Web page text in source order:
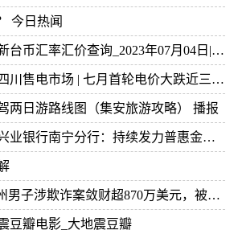
今日热闻
汇率汇价查询_2023年07月04日|全球今亮点
月首轮电价大跌近三成 到手较电网代理购电便宜8分！市场蛋糕香喷喷！
两日游路线图（集安旅游攻略） 播报
南宁分行：持续发力普惠金融助力新市民创业无忧
涉欺诈案敛财超870万美元，被判6年以上监禁
豆瓣电影_大地震豆瓣